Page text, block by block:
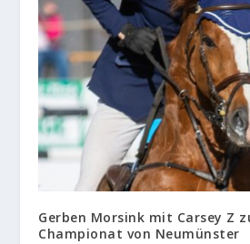
Gerben Morsink mit Carsey Z
Championat von Neumünster